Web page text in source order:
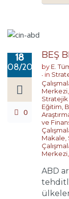
18
08/2017
0
BEŞ
by E.
in
Merkezi,
Stratejik
Eğitim,
ve
Makale,
Merkezi,
ABD